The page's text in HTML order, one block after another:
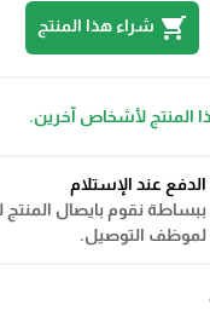
shopping_cart شراء هذا المنتج
المنتج لأشخاص آخرين.
الدفع عند الإستلام
ببساطة نقوم بايصال المنتج
لموظف التوصيل.